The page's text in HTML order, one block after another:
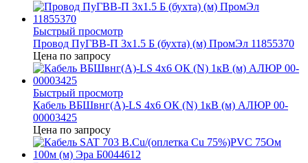
Быстрый просмотр
Провод ПуГВВ-П 3х1.5 Б (бухта) (м) ПромЭл 11855370
Цена по запросу
Быстрый просмотр
Кабель ВБШвнг(А)-LS 4х6 ОК (N) 1кВ (м) АЛЮР 00-
00003425
Цена по запросу